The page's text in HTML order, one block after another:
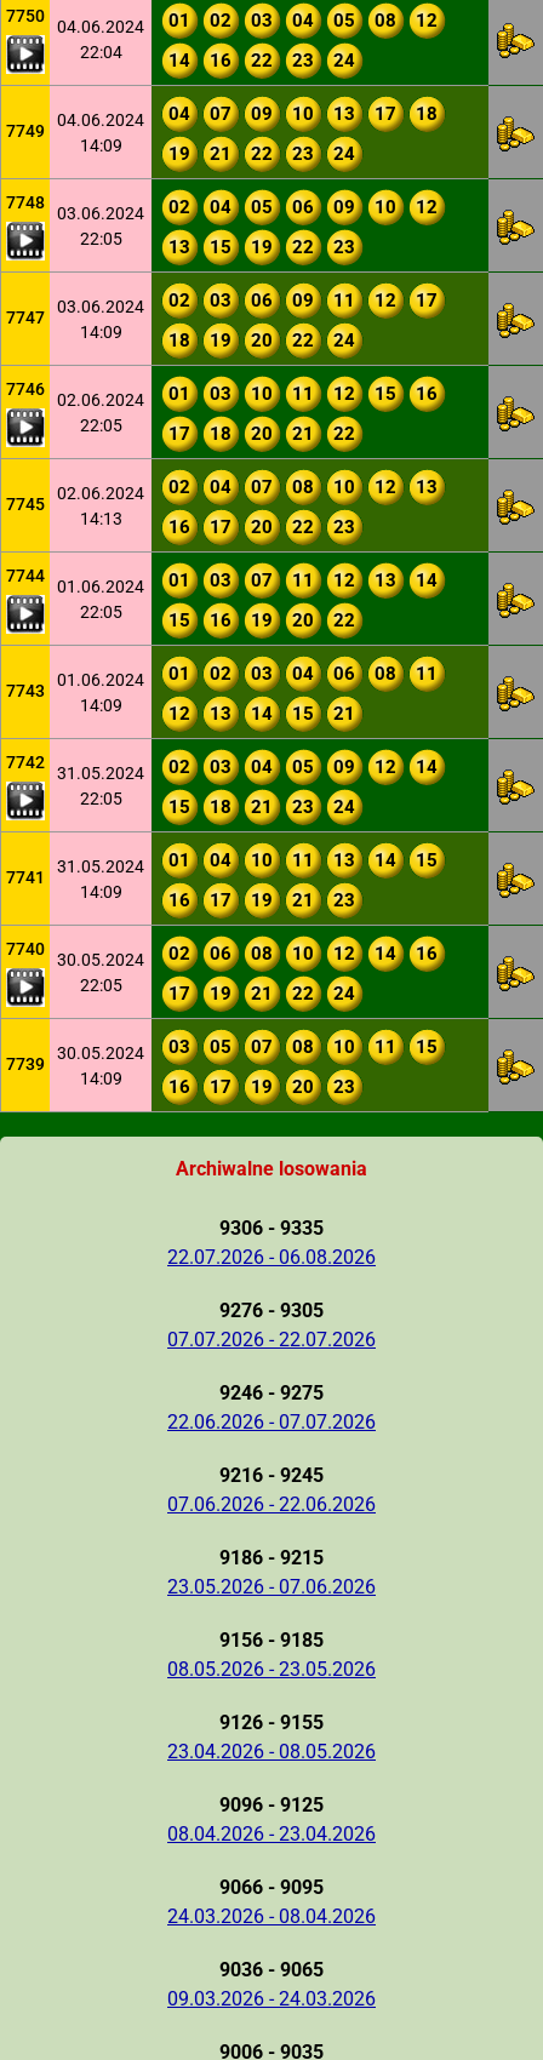
7750
04.06.2024
22:04
01 02 03 04 05 08
12
14
16 22 23 24
7749
04.06.2024
14:09
04 07 09 10 13 17
18
19
21 22 23 24
7748
03.06.2024
22:05
02 04 05 06 09 10
12
13
15 19 22 23
7747
03.06.2024
14:09
02 03 06 09 11 12
17
18
19 20 22 24
7746
02.06.2024
22:05
01 03 10 11 12 15
16
17
18 20 21 22
7745
02.06.2024
14:13
02 04 07 08 10 12
13
16
17 20 22 23
7744
01.06.2024
22:05
01 03 07 11 12 13
14
15
16 19 20 22
7743
01.06.2024
14:09
01 02 03 04 06 08
11
12
13 14 15 21
7742
31.05.2024
22:05
02 03 04 05 09 12
14
15
18 21 23 24
7741
31.05.2024
14:09
01 04 10 11 13 14
15
16
17 19 21 23
7740
30.05.2024
22:05
02 06 08 10 12 14
16
17
19 21 22 24
7739
30.05.2024
14:09
03 05 07 08 10 11
15
16
17 19 20 23
Archiwalne losowania
9306 - 9335
22.07.2026 - 06.08.2026
9276 - 9305
07.07.2026 - 22.07.2026
9246 - 9275
22.06.2026 - 07.07.2026
9216 - 9245
07.06.2026 - 22.06.2026
9186 - 9215
23.05.2026 - 07.06.2026
9156 - 9185
08.05.2026 - 23.05.2026
9126 - 9155
23.04.2026 - 08.05.2026
9096 - 9125
08.04.2026 - 23.04.2026
9066 - 9095
24.03.2026 - 08.04.2026
9036 - 9065
09.03.2026 - 24.03.2026
9006 - 9035